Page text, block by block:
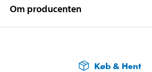
Om producenten
Køb & Hent